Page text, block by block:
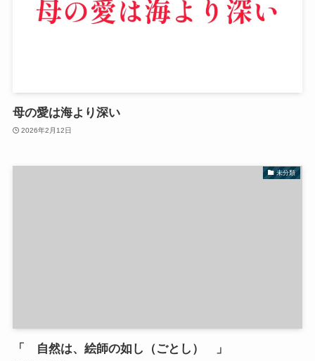
母の愛は海より深い
2026年2月12日
未分類
「 自然は、絵師の如し（ごとし） 」